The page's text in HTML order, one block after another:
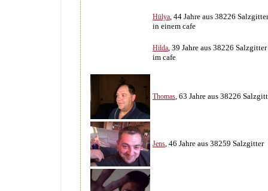
Hülya, 44 Jahre aus 38226 Salzgitter
in einem cafe
Hilda, 39 Jahre aus 38226 Salzgitter
im cafe
Thomas, 63 Jahre aus 38226
Jens, 46 Jahre aus 38259 Salzgitter